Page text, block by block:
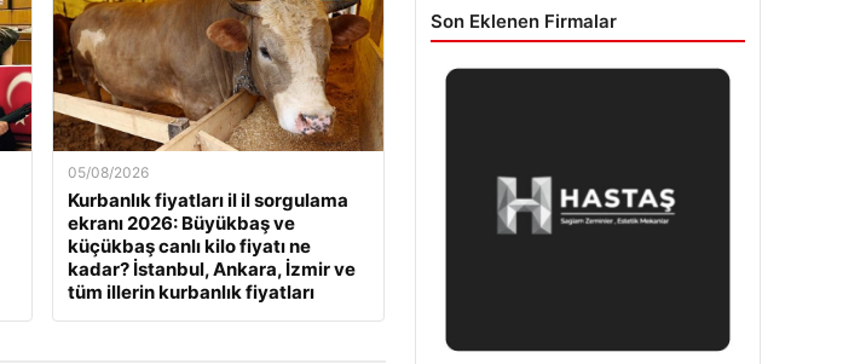
05/08/2026
Kurbanlık fiyatları il il sorgulama
ekranı 2026: Büyükbaş ve
küçükbaş canlı kilo fiyatı ne
kadar? İstanbul, Ankara, İzmir ve
tüm illerin kurbanlık fiyatları
Son Eklenen Firmalar